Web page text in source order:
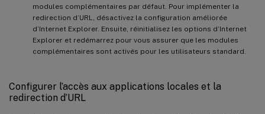
modules complémentaires par défaut. Pour implémenter la
redirection d’URL, désactivez la configuration améliorée
d’Internet Explorer. Ensuite, réinitialisez les options d’Internet
Explorer et redémarrez pour vous assurer que les modules
complémentaires sont activés pour les utilisateurs standard.
Configurer l’accès aux applications locales et la
redirection d’URL